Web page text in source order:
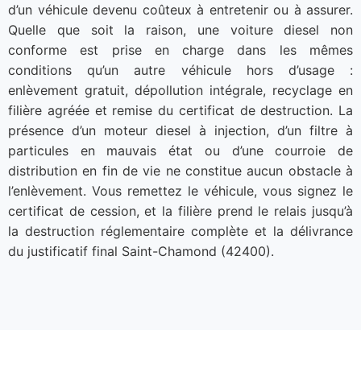
d’un véhicule devenu coûteux à entretenir ou à assurer.
Quelle que soit la raison, une voiture diesel non
conforme est prise en charge dans les mêmes
conditions qu’un autre véhicule hors d’usage :
enlèvement gratuit, dépollution intégrale, recyclage en
filière agréée et remise du certificat de destruction. La
présence d’un moteur diesel à injection, d’un filtre à
particules en mauvais état ou d’une courroie de
distribution en fin de vie ne constitue aucun obstacle à
l’enlèvement. Vous remettez le véhicule, vous signez le
certificat de cession, et la filière prend le relais jusqu’à
la destruction réglementaire complète et la délivrance
du justificatif final Saint-Chamond (42400).